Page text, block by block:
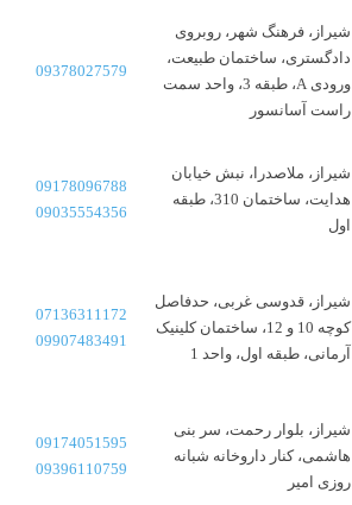
شیراز، فرهنگ شهر، روبروی
دادگستری، ساختمان طبیعت،
ورودی A، طبقه 3، واحد سمت
راست آسانسور
09378027579
شیراز، ملاصدرا، نبش خیابان
هدایت، ساختمان 310، طبقه
اول
09178096788
09035554356
شیراز، قدوسی غربی، حدفاصل
کوچه 10 و 12، ساختمان کلینیک
آرمانی، طبقه اول، واحد 1
07136311172
09907483491
شیراز، بلوار رحمت، سر بنی
هاشمی، کنار داروخانه شبانه
روزی امیر
09174051595
09396110759